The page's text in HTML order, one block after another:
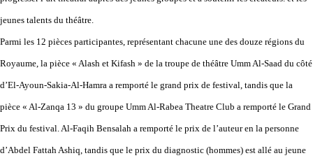
jeunes talents du théâtre.
Parmi les 12 pièces participantes, représentant chacune une des douze régions du
Royaume, la pièce « Alash et Kifash » de la troupe de théâtre Umm Al-Saad du côté
d’El-Ayoun-Sakia-Al-Hamra a remporté le grand prix de festival, tandis que la
pièce « Al-Zanqa 13 » du groupe Umm Al-Rabea Theatre Club a remporté le Grand
Prix du festival. Al-Faqih Bensalah a remporté le prix de l’auteur en la personne
d’Abdel Fattah Ashiq, tandis que le prix du diagnostic (hommes) est allé au jeune